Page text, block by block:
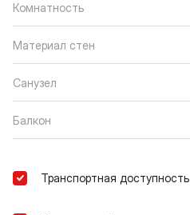
Комнатность
Материал стен
Санузел
Балкон
Транспортная доступность